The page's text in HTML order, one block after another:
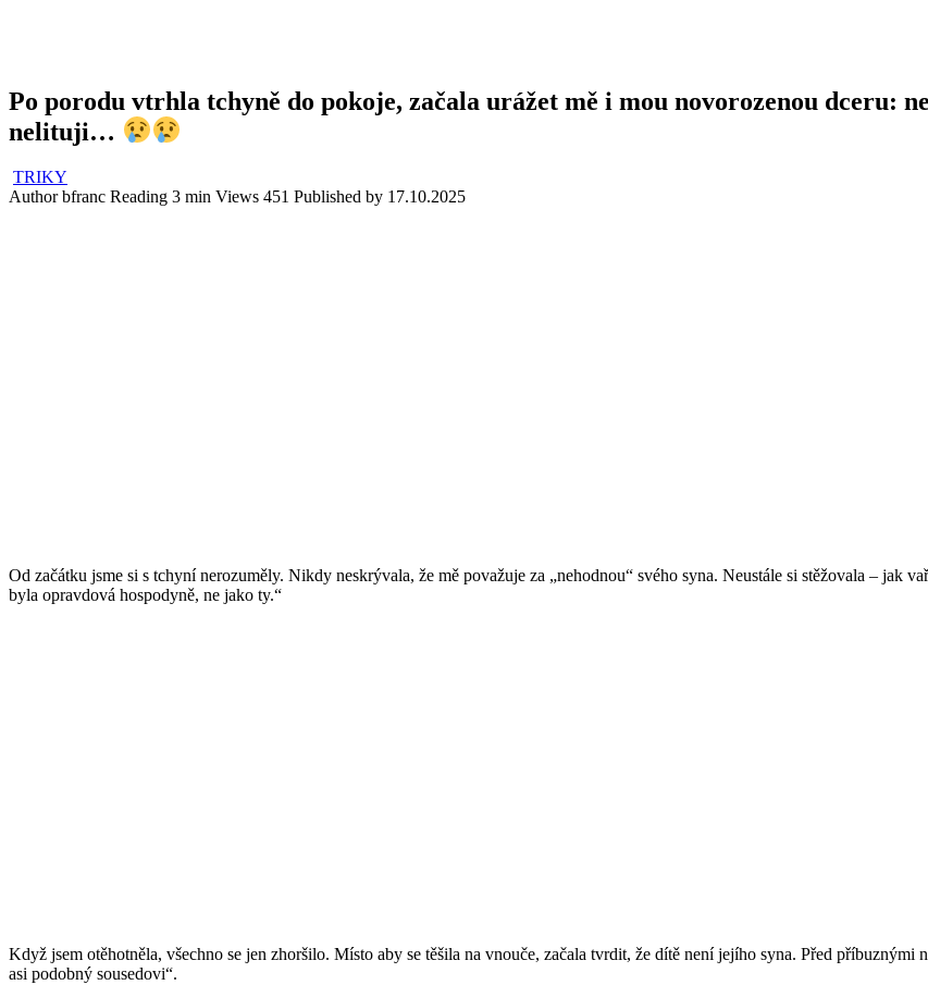
Po porodu vtrhla tchyně do pokoje, začala urážet mě i mou novorozenou dceru:
nelituji…
TRIKY
Author bfranc Reading 3 min Views 451 Published by 17.10.2025
Od začátku jsme si s tchyní nerozuměly. Nikdy neskrývala, že mě považuje za „nehodnou“ svého syna. Neustále si stěžovala – jak
byla opravdová hospodyně, ne jako ty.“
Když jsem otěhotněla, všechno se jen zhoršilo. Místo aby se těšila na vnouče, začala tvrdit, že dítě není jejího syna. Před příbuznými
asi podobný sousedovi“.